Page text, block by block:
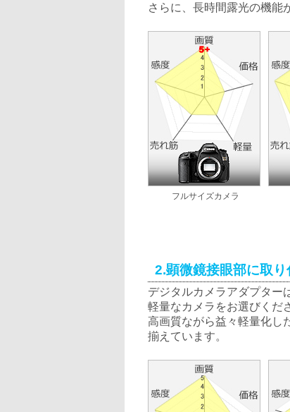
さらに、長時間露光の機能
フルサイズカメラ
2.顕微鏡接眼部に取
デジタルカメラアダプター
軽量なカメラをお選びくだ
高画質ながら益々軽量化し
揃えています。